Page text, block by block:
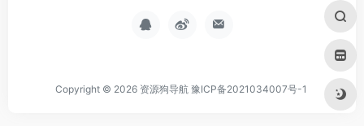
Copyright © 2026 资源狗导航 豫ICP备2021034007号-1